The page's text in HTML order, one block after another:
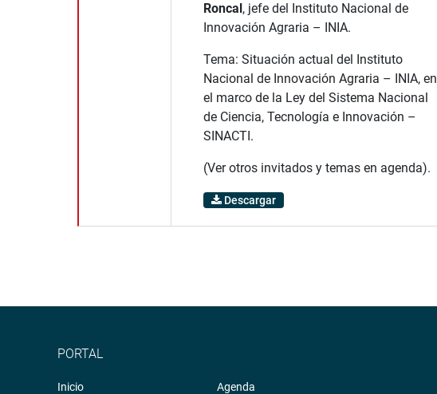
Roncal, jefe del Instituto Nacional de
Innovación Agraria – INIA.
Tema: Situación actual del Instituto
Nacional de Innovación Agraria – INIA, en
el marco de la Ley del Sistema Nacional
de Ciencia, Tecnología e Innovación –
SINACTI.
(Ver otros invitados y temas en agenda).
Descargar
PORTAL
Inicio
Agenda